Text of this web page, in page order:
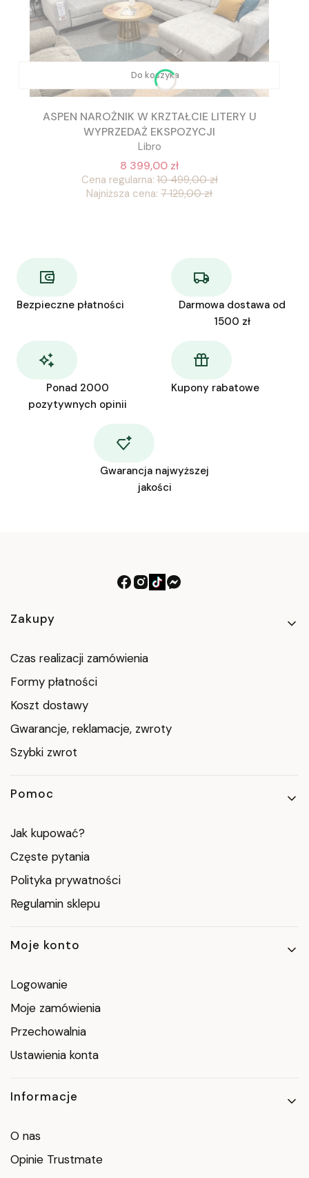
Do koszyka
ASPEN NAROŻNIK W KRZTAŁCIE LITERY U
WYPRZEDAŻ EKSPOZYCJI
Libro
8 399,00 zł
Cena regularna: 10 499,00 zł
Najniższa cena: 7 129,00 zł
Bezpieczne płatności
Darmowa dostawa od
1500 zł
Ponad 2000
pozytywnych opinii
Kupony rabatowe
Gwarancja najwyższej
jakości
Linki w stopce
Zakupy
Czas realizacji zamówienia
Formy płatności
Koszt dostawy
Gwarancje, reklamacje, zwroty
Szybki zwrot
Pomoc
Jak kupować?
Częste pytania
Polityka prywatności
Regulamin sklepu
Moje konto
Logowanie
Moje zamówienia
Przechowalnia
Ustawienia konta
Informacje
O nas
Opinie Trustmate